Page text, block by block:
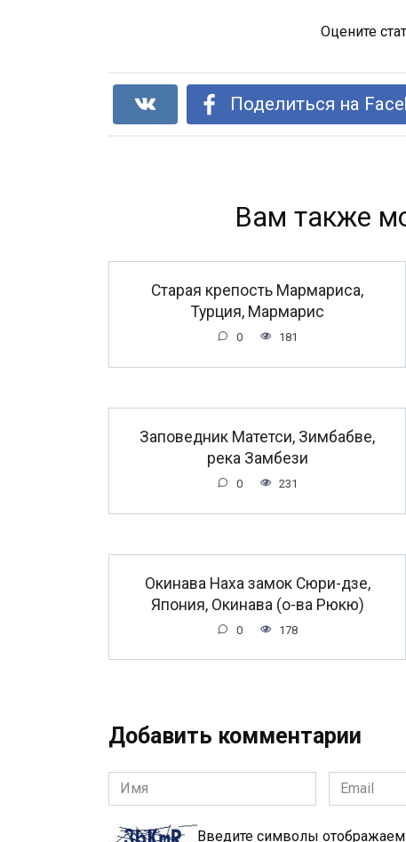
Оцените
Поделиться на
Вам также
Старая крепость Мармариса,
Турция, Мармарис
0 181
Заповедник Матетси, Зимбабве,
река Замбези
0 231
Окинава Наха замок Сюри-дзе,
Япония, Окинава (о-ва Рюкю)
0 178
Добавить комментарии
Имя
*
Email
*
Введите символы